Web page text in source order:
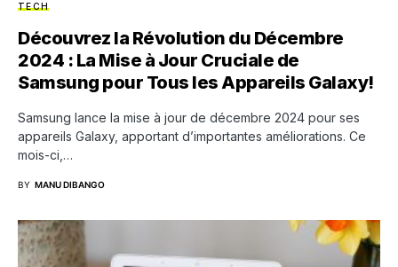
TECH
Découvrez la Révolution du Décembre
2024 : La Mise à Jour Cruciale de
Samsung pour Tous les Appareils Galaxy!
Samsung lance la mise à jour de décembre 2024 pour ses
appareils Galaxy, apportant d’importantes améliorations. Ce
mois-ci,…
BY MANU DIBANGO